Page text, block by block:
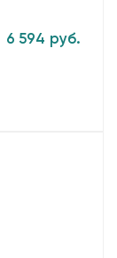
6 594 руб.